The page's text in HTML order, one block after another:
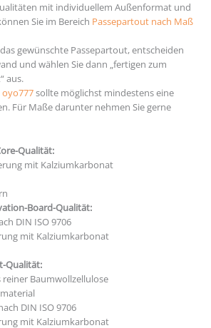
mit individuellem Außenformat und
Sie im Bereich Passepartout nach Maß
gewünschte Passepartout, entscheiden
und wählen Sie dann „fertigen zum
aus.
oyo777sollte möglichst mindestens eine
Für Maße darunter nehmen Sie gerne
Qualität:
mit Kalziumkarbonat
Board-Qualität:
DIN ISO 9706
mit Kalziumkarbonat
Qualität:
Baumwollzellulose
DIN ISO 9706
mit Kalziumkarbonat